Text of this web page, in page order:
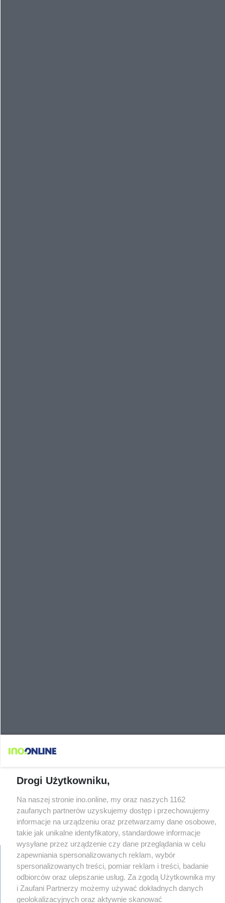
regulamin
reklama
Drogi Użytkowniku,
Na naszej stronie ino.online, my oraz naszych 1162
zaufanych partnerów uzyskujemy dostęp i przechowujemy
informacje na urządzeniu oraz przetwarzamy dane osobowe,
takie jak unikalne identyfikatory, standardowe informacje
wysyłane przez urządzenie czy dane przeglądania w celu
zapewniania spersonalizowanych reklam, wybór
spersonalizowanych treści, pomiar reklam i treści, badanie
odbiorców oraz ulepszanie usług. Za zgodą Użytkownika my
i Zaufani Partnerzy możemy używać dokładnych danych
geolokalizacyjnych oraz aktywnie skanować